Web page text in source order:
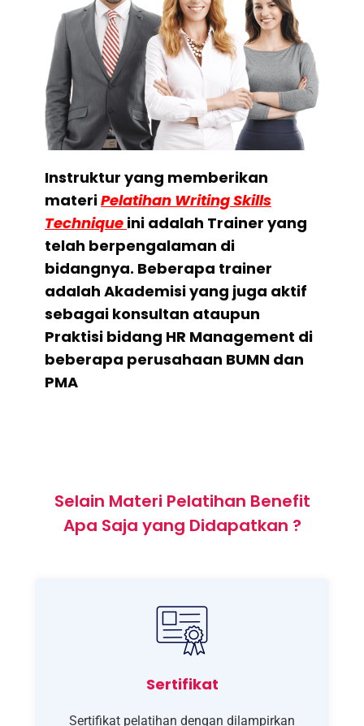
Instruktur yang memberikan
materiPelatihan Writing Skills
Technique ini adalah Trainer yang
telah berpengalaman di
bidangnya. Beberapa trainer
adalah Akademisi yang juga aktif
sebagai konsultan ataupun
Praktisi bidang HR Management di
beberapa perusahaan BUMN dan
PMA
Selain Materi Pelatihan Benefit
Apa Saja yang Didapatkan ?
Sertifikat
Sertifikat pelatihan dengan dilampirkan